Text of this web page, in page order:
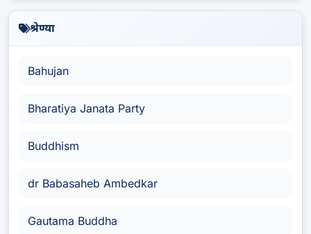
श्रेण्या
Bahujan
Bharatiya Janata Party
Buddhism
dr Babasaheb Ambedkar
Gautama Buddha